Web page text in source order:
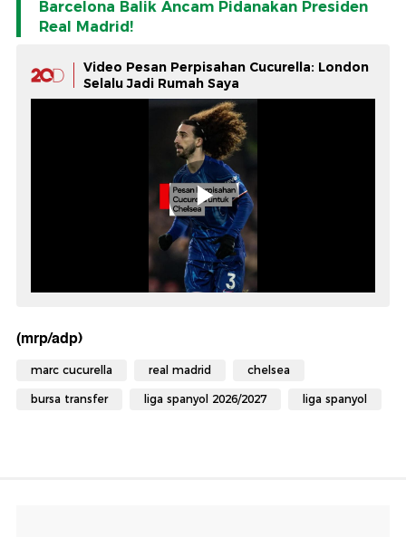
Barcelona Balik Ancam Pidanakan Presiden
Real Madrid!
Video Pesan Perpisahan Cucurella: London
Selalu Jadi Rumah Saya
(mrp/adp)
marc cucurella real madrid chelsea
bursa transfer liga spanyol 2026/2027 liga spanyol